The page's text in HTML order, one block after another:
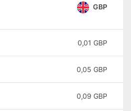
GBP
0,01 GBP
0,05 GBP
0,09 GBP